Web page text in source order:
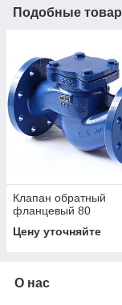
Подобные
Клапан обратный
фланцевый 80
Цену уточняйте
О нас